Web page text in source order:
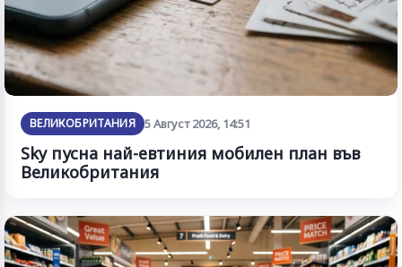
ВЕЛИКОБРИТАНИЯ 5 Август 2026, 14:51
Sky пусна най-евтиния мобилен план във
Великобритания